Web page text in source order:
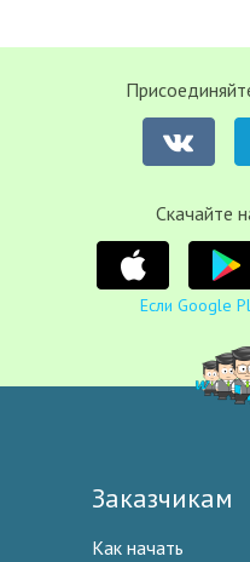
Cкачайте
Если Google
Заказчикам
Как начать